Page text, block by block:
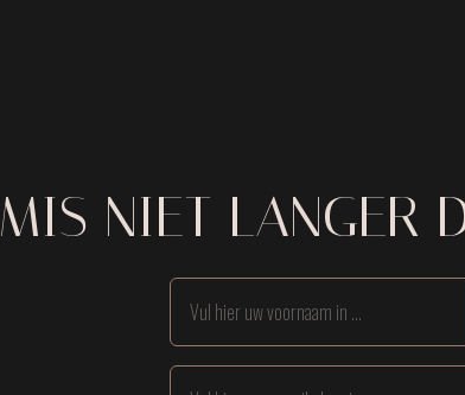
MIS NIET LANGER